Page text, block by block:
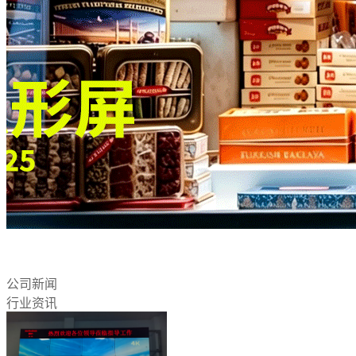
公司新闻
行业资讯